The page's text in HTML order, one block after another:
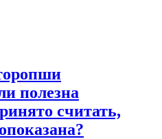
полезна
считать,